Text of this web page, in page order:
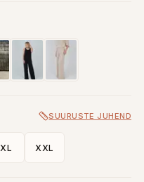
SUURUSTE JUHEND
XL XXL